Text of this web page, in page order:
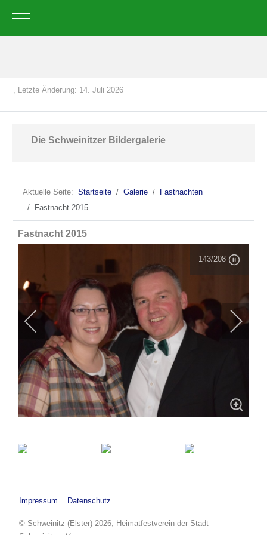
Mobile Menu Toggle
, Letzte Änderung: 14. Juli 2026
Die Schweinitzer Bildergalerie
Aktuelle Seite: Startseite Galerie
Fastnachten
Fastnacht 2015
Fastnacht 2015
143/208
Impressum Datenschutz
© Schweinitz (Elster) 2026, Heimatfestverein der Stadt